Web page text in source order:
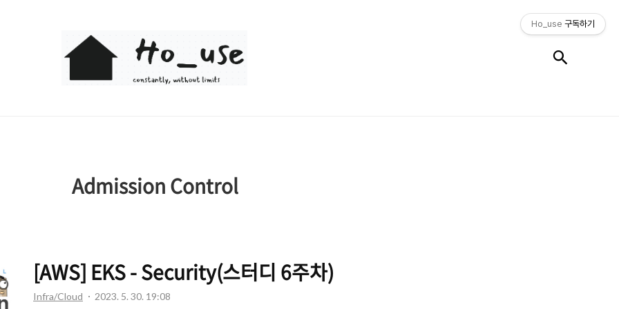
Ho_use
Admission Control
[AWS] EKS - Security(스터디 6주차)
Infra/Cloud 2023. 5. 30. 19:08
Ho_use 구독하기